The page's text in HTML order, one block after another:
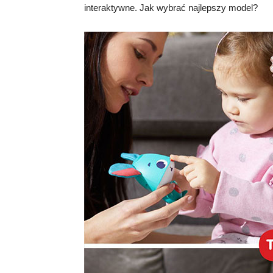
interaktywne. Jak wybrać najlepszy model?